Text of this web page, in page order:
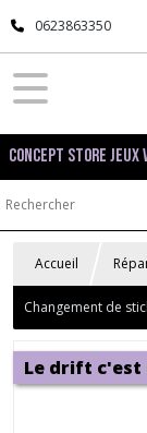
0623863350
Concept Store Jeux
Accueil
Changement de
Le drift c'est